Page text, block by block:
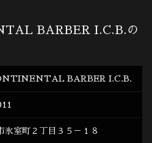
BARBER I.C.B.の
BARBER I.C.B.
氷室町２丁目３５－１８